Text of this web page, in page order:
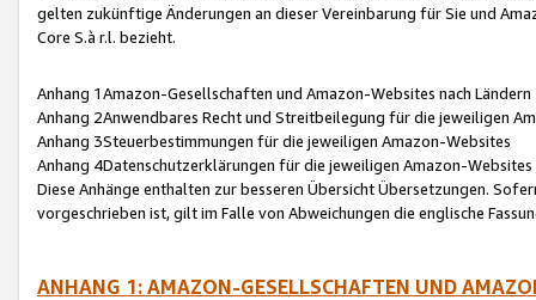
gelten zukünftige Änderungen an dieser Vereinbarung für Sie und
Core S.à r.l. bezieht.
Anhang 1Amazon-Gesellschaften und Amazon-Websites nach Ländern
Anhang 2Anwendbares Recht und Streitbeilegung für die jeweiligen
Anhang 3Steuerbestimmungen für die jeweiligen Amazon-Websites
Anhang 4Datenschutzerklärungen für die jeweiligen Amazon-Websites
Diese Anhänge enthalten zur besseren Übersicht Übersetzungen.
vorgeschrieben ist, gilt im Falle von Abweichungen die englische
ANHANG 1: AMAZON-GESELLSCHAFTEN UND